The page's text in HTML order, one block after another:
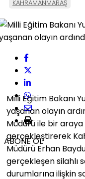
KAHRAMANMARAŞ
ABONE OL
Milli Eğitim Bakanı
yaşanan olayın
Müdürü ile bir araya
gerçekleştirerek
Müdürü Erhan
gerçekleşen silahlı
durumlarına ilişkin